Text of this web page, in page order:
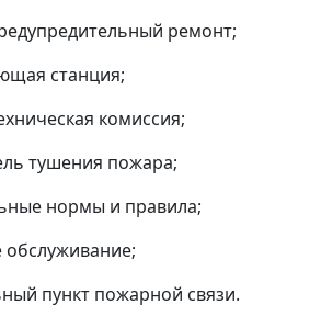
ремонт;
станция;
комиссия;
тушения пожара;
нормы и правила;
обслуживание;
пункт пожарной связи.